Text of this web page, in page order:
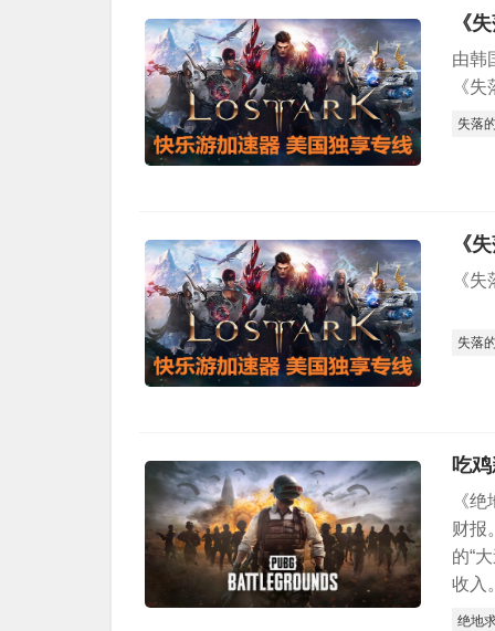
《
由韩
《
失落
《
《
失落
吃
《
财报
的“
收入
绝地